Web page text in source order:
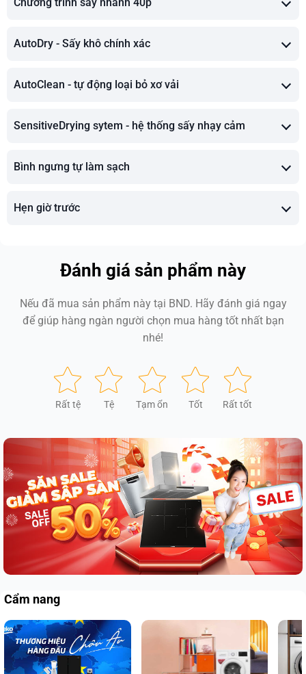
AutoDry - Sấy khô chính xác
AutoClean - tự động loại bỏ xơ vải
SensitiveDrying sytem - hệ thống sấy nhạy cảm
Bình ngưng tự làm sạch
Hẹn giờ trước
Đánh giá sản phẩm này
Nếu đã mua sản phẩm này tại BND. Hãy đánh giá ngay
để giúp hàng ngàn người chọn mua hàng tốt nhất bạn
nhé!
Rất tệ Tệ Tạm ổn Tốt Rất tốt
Cẩm nang